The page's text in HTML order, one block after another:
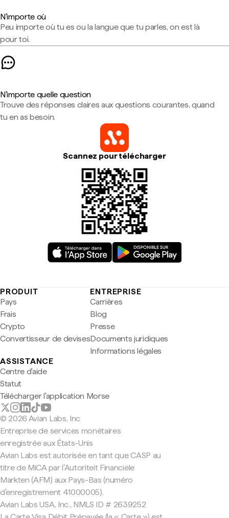
N'importe où
Peu importe où tu es ou la langue que tu parles, on est là
pour toi.
N'importe quelle question
Trouve des réponses claires aux questions courantes, quand
tu en as besoin.
Scannez pour télécharger
PRODUIT
Pays
Frais
Crypto
Convertisseur de devises
ENTREPRISE
Carrières
Blog
Presse
Documents juridiques
Informations légales
ASSISTANCE
Centre d'aide
Statut
Télécharger l'application Morse
© 2026 Avian Labs, Inc
Entreprise de services monétaires
enregistrée aux États-Unis
Avian Labs est autorisée en tant que CASP au
titre de MiCA par l'Autoriteit Financiële
Markten (AFM) aux Pays-Bas (numéro
d'enregistrement 41000005).
Avian Labs USA, Inc., NMLS ID # 2639252